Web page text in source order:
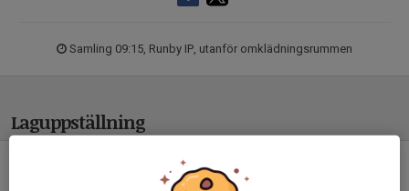
Samling 09:15, Runby IP, utanför omklädningsrummen
Laguppställning
Ingen uppställning ifylld